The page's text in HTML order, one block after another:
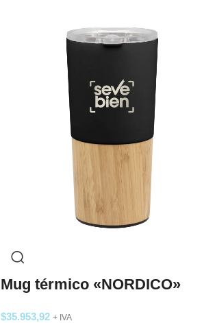
Mug térmico «NORDICO»
$35.953,92 + IVA